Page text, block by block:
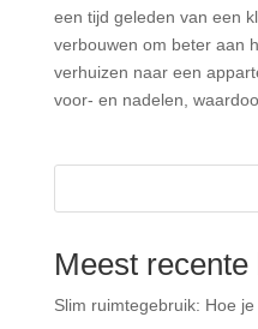
een tijd geleden van een
verbouwen om beter aan
verhuizen naar een
voor- en nadelen,
Meest recente
Slim ruimtegebruik: Hoe